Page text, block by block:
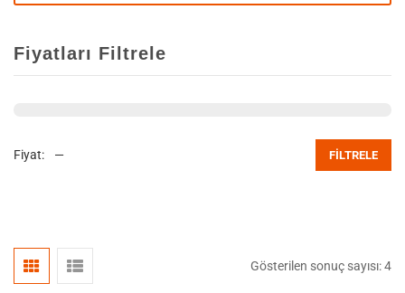
Fiyatları Filtrele
FILTRELE
Fiyat: —
Gösterilen sonuç sayısı: 4